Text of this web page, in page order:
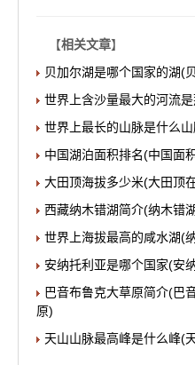
【相关文章】
贝加尔湖是哪个国家的湖(
世界上含沙量最大的河流
世界上最长的山脉是什么
中国湖泊面积排名(中国面
大田顶海拔多少米(大田顶
西藏纳木错湖简介(纳木错
世界上海拔最高的咸水湖(
安纳托利亚是哪个国家(安
巴音布鲁克大草原简介(巴
原)
天山山脉最高峰是什么峰(